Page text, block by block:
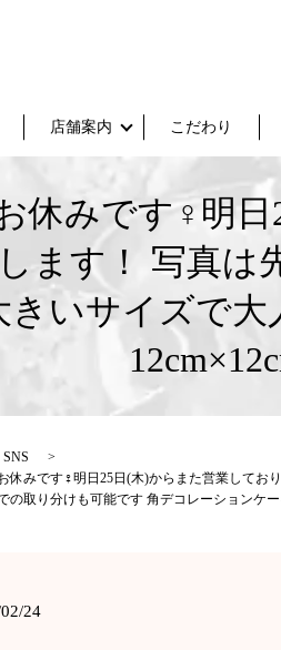
店舗案内 こだわり
休みです‍♀️明
ます！ 写真は
きいサイズで
SNS
休みです‍♀️明日25日(木)からまた営業してお
の取り分けも可能です 角デコレーションケ
24